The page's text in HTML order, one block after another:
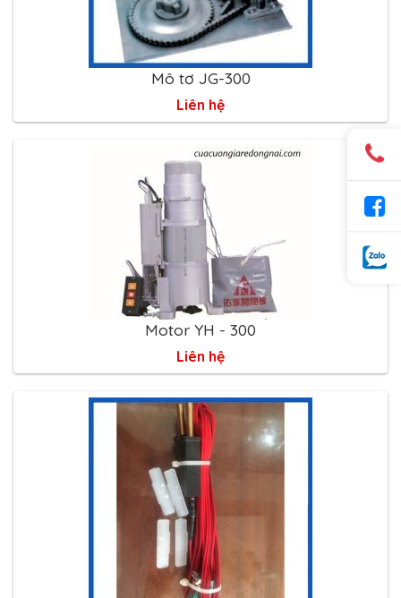
Mô tơ JG-300
Liên hệ
Motor YH - 300
Liên hệ